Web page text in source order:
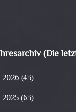
(Die
2026 (43)
2025(63)